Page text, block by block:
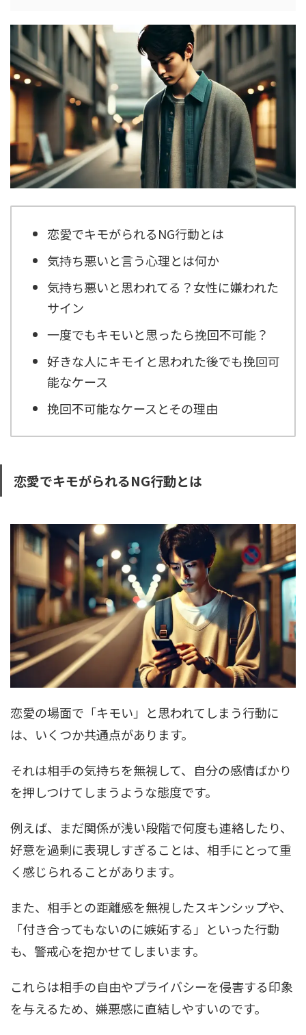
恋愛でキモがられるNG行動とは
気持ち悪いと言う心理とは何か
気持ち悪いと思われてる？女性に嫌われた
サイン
一度でもキモいと思ったら挽回不可能？
好きな人にキモイと思われた後でも挽回可
能なケース
挽回不可能なケースとその理由
恋愛でキモがられるNG行動とは
恋愛の場面で「キモい」と思われてしまう行動に
は、いくつか共通点があります。
それは相手の気持ちを無視して、自分の感情ばかり
を押しつけてしまうような態度です。
例えば、まだ関係が浅い段階で何度も連絡したり、
好意を過剰に表現しすぎることは、相手にとって重
く感じられることがあります。
また、相手との距離感を無視したスキンシップや、
「付き合ってもないのに嫉妬する」といった行動
も、警戒心を抱かせてしまいます。
これらは相手の自由やプライバシーを侵害する印象
を与えるため、嫌悪感に直結しやすいのです。